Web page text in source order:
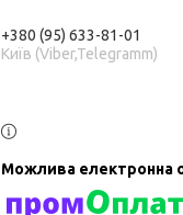
+380 (95) 633-81-01
Київ (Viber,Telegramm)